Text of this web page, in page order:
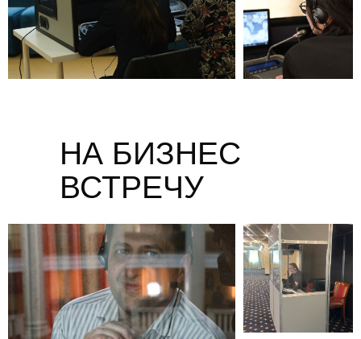
НА БИЗНЕС
ВСТРЕЧУ